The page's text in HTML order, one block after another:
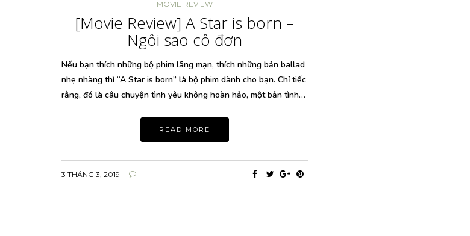
MOVIE REVIEW
[Movie Review] A Star is born –
Ngôi sao cô đơn
Nếu bạn thích những bộ phim lãng mạn, thích những bản ballad
nhẹ nhàng thì “A Star is born” là bộ phim dành cho bạn. Chỉ tiếc
rằng, đó là câu chuyện tình yêu không hoàn hảo, một bản tình…
READ MORE
3 THÁNG 3, 2019